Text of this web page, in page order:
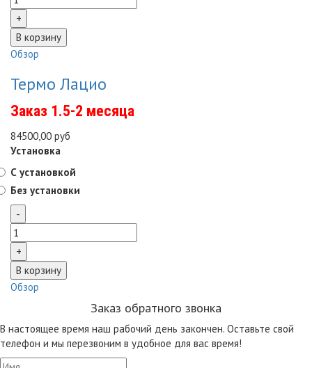
Обзор
Термо Лацио
Заказ 1.5-2 месяца
84500,00 руб
Установка
С установкой
Без установки
Обзор
Заказ обратного звонка
В настоящее время наш рабочий день закончен. Оставьте свой
телефон и мы перезвоним в удобное для вас время!